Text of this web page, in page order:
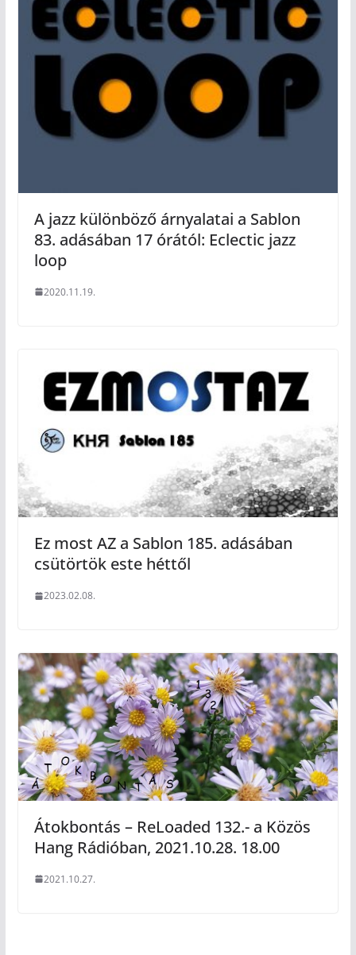
A jazz különböző árnyalatai a Sablon
83. adásában 17 órától: Eclectic jazz
loop
2020.11.19.
Ez most AZ a Sablon 185. adásában
csütörtök este héttől
2023.02.08.
Átokbontás – ReLoaded 132.- a Közös
Hang Rádióban, 2021.10.28. 18.00
2021.10.27.